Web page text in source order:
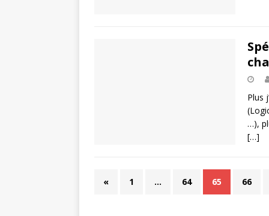
Plus
…),
[…]
« 1 … 64 65 66